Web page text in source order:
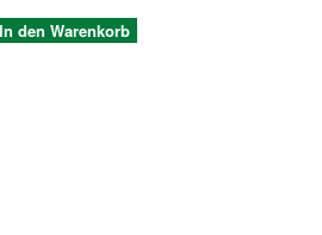
In den Warenkorb